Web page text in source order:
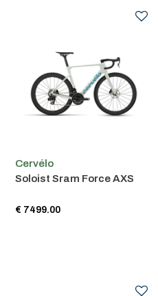
Cervélo
Soloist Sram Force AXS
€ 7499.00